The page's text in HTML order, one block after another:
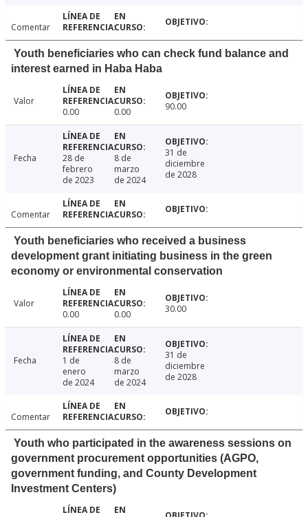
Comentar
Youth beneficiaries who can check fund balance and
interest earned in Haba Haba
Valor
0.00
0.00 90.00
Fecha
28 de
febrero
de 2023
8 de
marzo
de 2024
31 de
diciembre
de 2028
Comentar
Youth beneficiaries who received a business
development grant initiating business in the green
economy or environmental conservation
Valor
0.00
0.00 30.00
Fecha
1 de
enero
de 2024
8 de
marzo
de 2024
31 de
diciembre
de 2028
Comentar
Youth who participated in the awareness sessions on
government procurement opportunities (AGPO,
government funding, and County Development
Investment Centers)